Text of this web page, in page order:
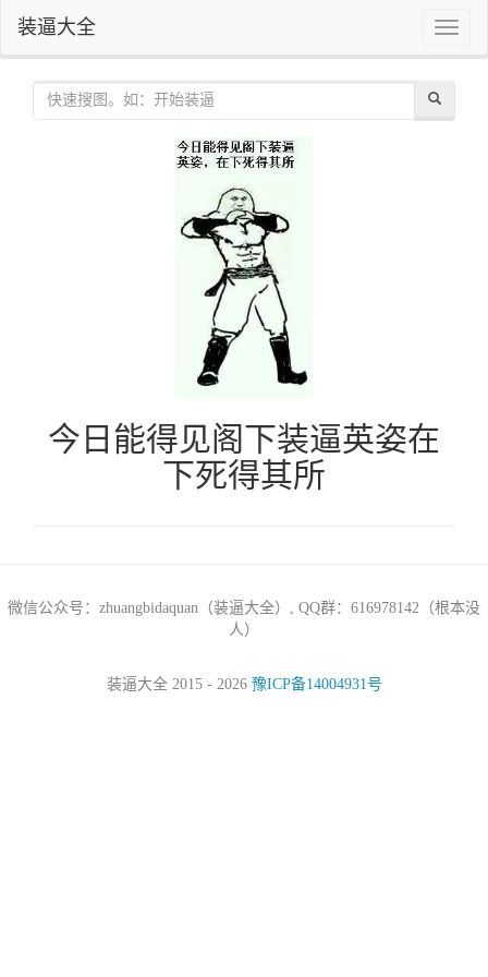
Toggle
装逼大全
今日能得见阁下装逼英姿在
下死得其所
微信公众号：zhuangbidaquan（装逼大全）, QQ群：616978142（根本没
人）
装逼大全 2015 - 2026 豫ICP备14004931号